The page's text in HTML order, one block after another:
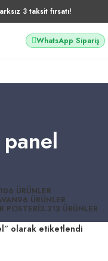
3 taksit fırsatı!
WhatsApp Sipariş
106 ÜRÜNLER
96 ÜRÜNLER
POSTERI3.313 ÜRÜNLER
olarak etiketlendi